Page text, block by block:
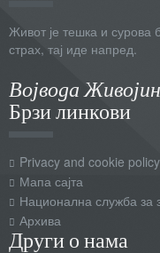
Живот је тешка и сурова
страх, тај иде напред.
Војвода
Брзи линкови
Privacy and cookie policy
Мапа сајта
Национална служба
Архива
Други о нама